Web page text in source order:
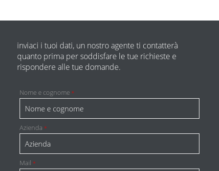
inviaci i tuoi dati, un nostro agente ti contatterà
quanto prima per soddisfare le tue richieste e
rispondere alle tue domande.
Nome e cognome *
Azienda *
Mail *